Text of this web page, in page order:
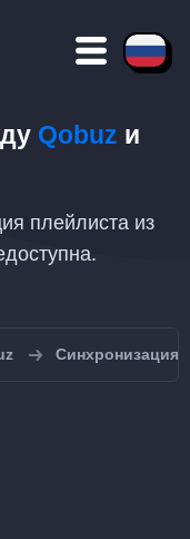
Qobuz и
плейлиста из
Синхронизация